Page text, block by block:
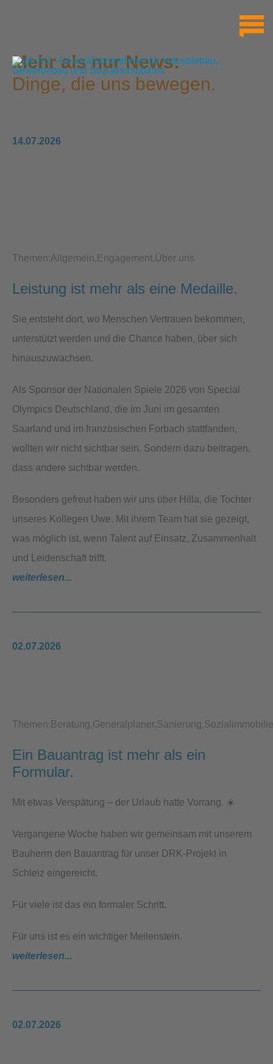
Mehr als nur News:
Dinge, die uns bewegen.
14.07.2026
Themen:Allgemein Engagement Über uns
Leistung ist mehr als eine Medaille.
Sie entsteht dort, wo Menschen Vertrauen bekommen,
unterstützt werden und die Chance haben, über sich
hinauszuwachsen.
Als Sponsor der Nationalen Spiele 2026 von Special
Olympics Deutschland, die im Juni im gesamten
Saarland und im französischen Forbach stattfanden,
wollten wir nicht sichtbar sein. Sondern dazu beitragen,
dass andere sichtbar werden.
Besonders gefreut haben wir uns über Hilla, die Tochter
unseres Kollegen Uwe. Mit ihrem Team hat sie gezeigt,
was möglich ist, wenn Talent auf Einsatz, Zusammenhalt
und Leidenschaft trifft.
weiterlesen...
02.07.2026
Themen: Beratung Generalplaner Sanierung
Ein Bauantrag ist mehr als ein
Formular.
Mit etwas Verspätung – der Urlaub hatte Vorrang. ☀️
Vergangene Woche haben wir gemeinsam mit unserem
Bauherrn den Bauantrag für unser DRK-Projekt in
Schleiz eingereicht.
Für viele ist das ein formaler Schritt.
Für uns ist es ein wichtiger Meilenstein.
weiterlesen...
02.07.2026